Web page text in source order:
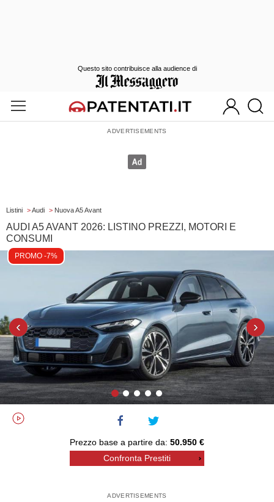
Listini >Audi > Nuova A5 Avant
AUDI A5 AVANT 2026: LISTINO PREZZI, MOTORI E
CONSUMI
‹ ›
PROMO -7%
Prezzo base a partire da: 50.950 €
Confronta Prestiti
Questo sito contribuisce alla audience di